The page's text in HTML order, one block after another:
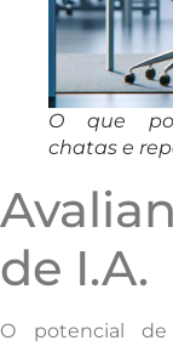
O que
chatas e
de I.A.
O potencial de